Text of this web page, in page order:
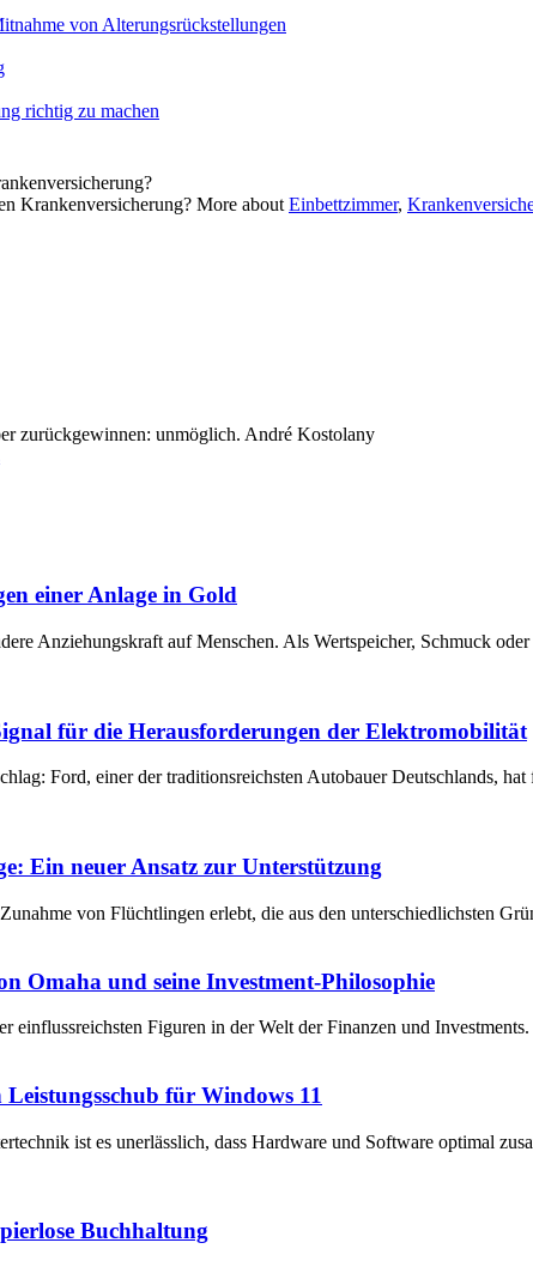
von Alterungsrückstellungen
richtig zu machen
Krankenversicherung? More about Einbettzimmer,
zurückgewinnen: unmöglich. André Kostolany
einer Anlage in Gold
Anziehungskraft auf Menschen. Als Wertspeicher, Schmuck
für die Herausforderungen der Elektromobilität
Ford, einer der traditionsreichsten Autobauer Deutschlands,
Ein neuer Ansatz zur Unterstützung
von Flüchtlingen erlebt, die aus den unterschiedlichsten
Omaha und seine Investment-Philosophie
einflussreichsten Figuren in der Welt der Finanzen und
für Windows 11
ist es unerlässlich, dass Hardware und Software optimal
Buchhaltung